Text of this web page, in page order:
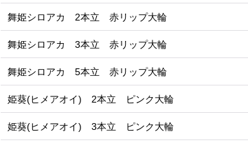
舞姫シロアカ 2本立 赤リップ大輪
舞姫シロアカ 3本立 赤リップ大輪
舞姫シロアカ 5本立 赤リップ大輪
姫葵(ヒメアオイ) 2本立 ピンク大輪
姫葵(ヒメアオイ) 3本立 ピンク大輪